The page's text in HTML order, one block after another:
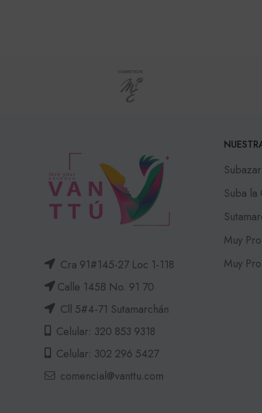
Cra 91#145-27 Loc 1-118
Calle 145B No. 91 70
Cll 5#4-71 Sutamarchán
Celular: 320 853 9318
Celular: 302 296 5427
comencial@vanttu.com
Subazar
Suba la
Muy
Muy